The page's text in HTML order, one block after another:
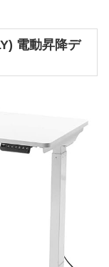
電動昇降デ